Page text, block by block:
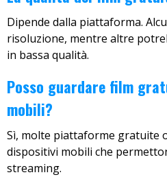
Dipende dalla piattaforma.
risoluzione, mentre altre
in bassa qualità.
Posso guardare film
mobili?
Sì, molte piattaforme gratuite
dispositivi mobili che
streaming.